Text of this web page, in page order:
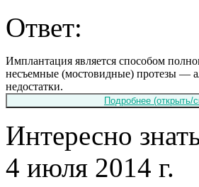
Ответ:
Имплантация является способом
несъемные (мостовидные) протезы —
недостатки.
Интересно
4 июля 2014 г.